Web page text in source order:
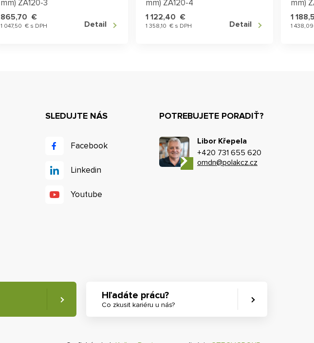
mm) ZA120-3
865,70 €
1 047,50 € s DPH Detail
mm) ZA120-4
1 122,40 €
1 358,10 € s DPH Detail
mm)
1
1
SLEDUJTE NÁS
Facebook
Linkedin
Youtube
POTREBUJETE PORADIŤ?
Libor Křepela
+420 731 655 620
omdn@polakcz.cz
Hľadáte prácu?
Co zkusit kariéru u nás?